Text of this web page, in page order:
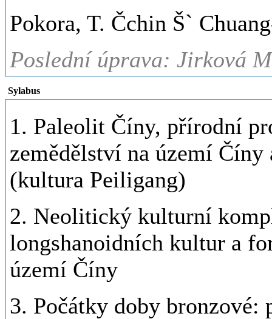
Pokora, T. Čchin Š`
Poslední úprava: Jirková
Sylabus
1. Paleolit Číny, přírodní
zemědělství na území
(kultura Peiligang)
2. Neolitický kulturní
longshanoidních kultur a
území Číny
3. Počátky doby bronzové: